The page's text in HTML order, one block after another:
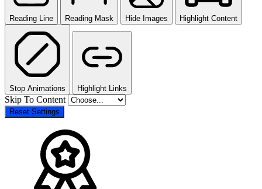
Reading Line Reading Mask Hide Images Highlight Content
Stop Animations Highlight Links
Skip To Content
Reset Settings